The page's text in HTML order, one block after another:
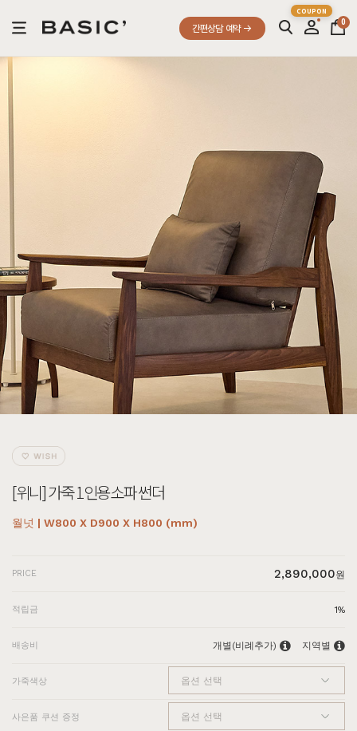
간편상담 예약
0
[위니] 가죽 1인용소파 썬더
월넛 | W800 X D900 X H800 (mm)
PRICE 2,890,000원
적립금 1%
배송비 개별(비례추가) 지역별
가죽색상
사은품 쿠션 증정